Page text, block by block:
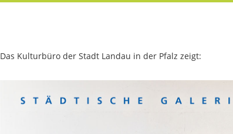
Das Kulturbüro der Stadt Landau in der Pfalz zeigt: